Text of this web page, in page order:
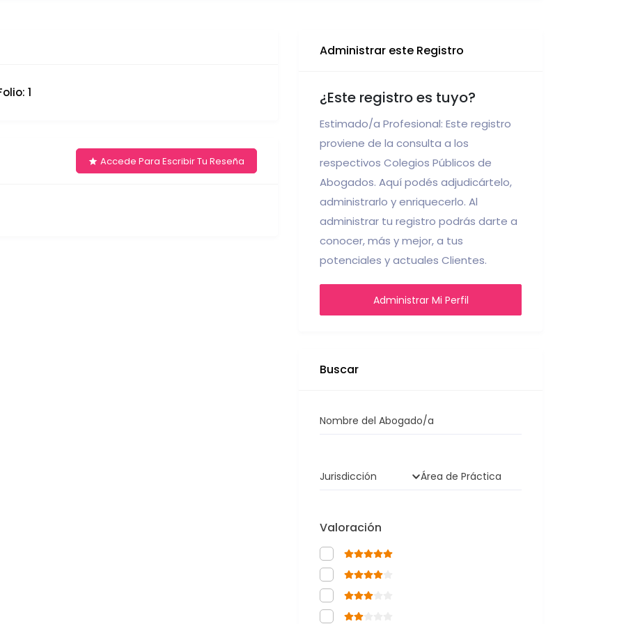
1
Accede Para Escribir Tu Reseña
Administrar este Registro
¿Este registro es tuyo?
Estimado/a Profesional: Este registro
proviene de la consulta a los
respectivos Colegios Públicos de
Abogados. Aquí podés adjudicártelo,
administrarlo y enriquecerlo. Al
administrar tu registro podrás darte a
conocer, más y mejor, a tus
potenciales y actuales Clientes.
Administrar Mi Perfil
Buscar
Nombre del Abogado/a
Jurisdicción Área de Práctica
Valoración